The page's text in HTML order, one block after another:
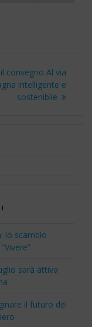
convegno Al via
intelligente e
sostenibile
lo scambio
sarà attiva
il futuro del